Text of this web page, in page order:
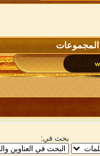
المجموعات
بحث في: